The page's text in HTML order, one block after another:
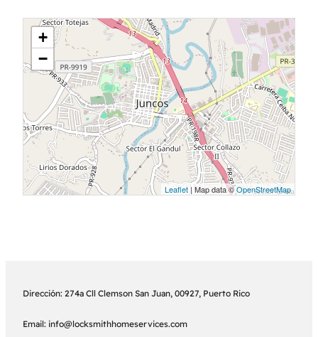
+
−
Leaflet | Map data ©OpenStreetMap
Dirección: 274a Cll Clemson San Juan, 00927, Puerto Rico
Email: info@locksmithhomeservices.com